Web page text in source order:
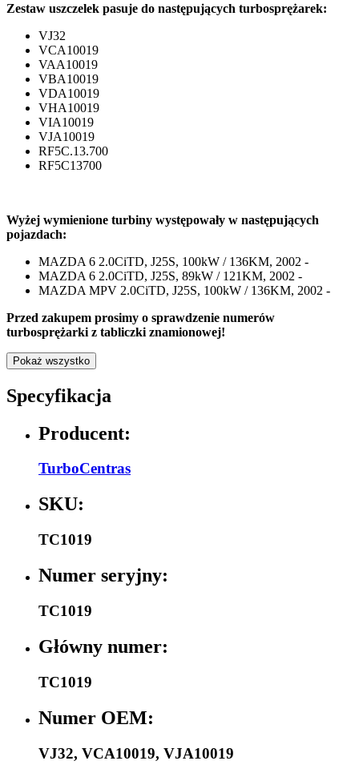
Zestaw uszczelek pasuje do następujących turbosprężarek:
VJ32
VCA10019
VAA10019
VBA10019
VDA10019
VHA10019
VIA10019
VJA10019
RF5C.13.700
RF5C13700
Wyżej wymienione turbiny występowały w następujących
pojazdach:
MAZDA 6 2.0CiTD, J25S, 100kW / 136KM, 2002 -
MAZDA 6 2.0CiTD, J25S, 89kW / 121KM, 2002 -
MAZDA MPV 2.0CiTD, J25S, 100kW / 136KM, 2002 -
Przed zakupem prosimy o sprawdzenie numerów
turbosprężarki z tabliczki znamionowej!
Pokaż wszystko
Specyfikacja
Producent:
TurboCentras
SKU:
TC1019
Numer seryjny:
TC1019
Główny numer:
TC1019
Numer OEM:
VJ32, VCA10019, VJA10019